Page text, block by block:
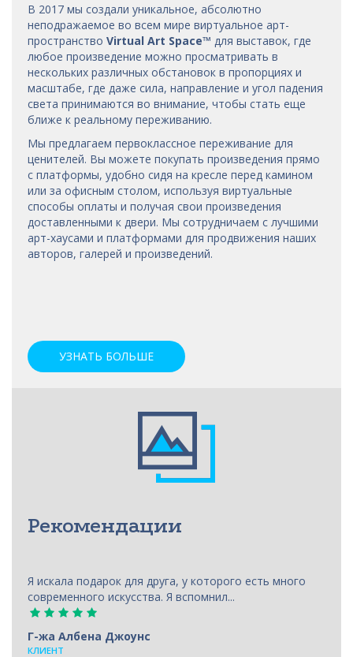
В 2017 мы создали уникальное, абсолютно
неподражаемое во всем мире виртуальное арт-
пространство Virtual Art Space™ для выставок, где
любое произведение можно просматривать в
нескольких различных обстановок в пропорциях и
масштабе, где даже сила, направление и угол падения
света принимаются во внимание, чтобы стать еще
ближе к реальному переживанию.
Мы предлагаем первоклассное переживание для
ценителей. Вы можете покупать произведения прямо
с платформы, удобно сидя на кресле перед камином
или за офисным столом, используя виртуальные
способы оплаты и получая свои произведения
доставленными к двери. Мы сотрудничаем с лучшими
арт-хаусами и платформами для продвижения наших
авторов, галерей и произведений.
УЗНАТЬ БОЛЬШЕ
Рекомендации
Я искала подарок для друга, у которого есть много
современного искусства. Я вспомнил...
Г-жа Албена Джоунс
КЛИЕНТ